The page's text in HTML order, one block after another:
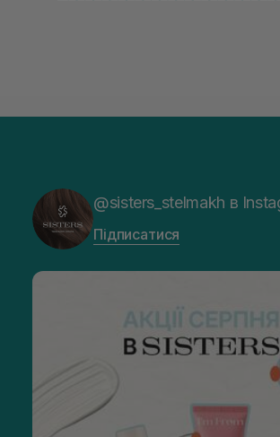
@sisters_stelmakh в
Підписатися